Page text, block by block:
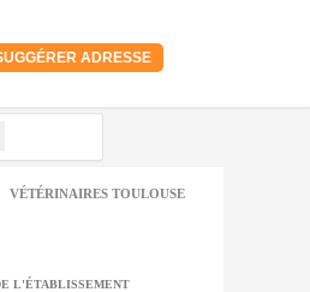
ADRESSE
VÉTÉRINAIRES TOULOUSE
L'ÉTABLISSEMENT